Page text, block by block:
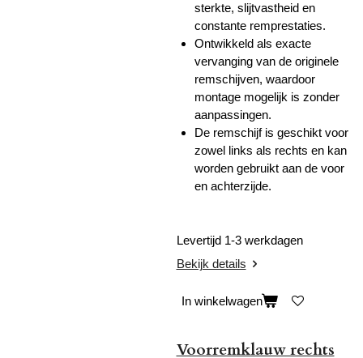
sterkte, slijtvastheid en
constante remprestaties.
Ontwikkeld als exacte
vervanging van de originele
remschijven, waardoor
montage mogelijk is zonder
aanpassingen.
De remschijf is geschikt voor
zowel links als rechts en kan
worden gebruikt aan de voor
en achterzijde.
Levertijd 1-3 werkdagen
Bekijk details
In winkelwagen
Voorremklauw rechts